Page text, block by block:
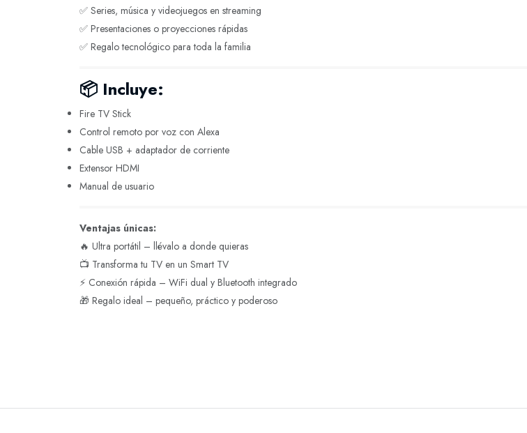
✅ Series, música y videojuegos en streaming
✅ Presentaciones o proyecciones rápidas
✅ Regalo tecnológico para toda la familia
📦 Incluye:
Fire TV Stick
Control remoto por voz con Alexa
Cable USB + adaptador de corriente
Extensor HDMI
Manual de usuario
Ventajas únicas:
🔥 Ultra portátil – llévalo a donde quieras
📺 Transforma tu TV en un Smart TV
⚡ Conexión rápida – WiFi dual y Bluetooth integrado
🎁 Regalo ideal – pequeño, práctico y poderoso